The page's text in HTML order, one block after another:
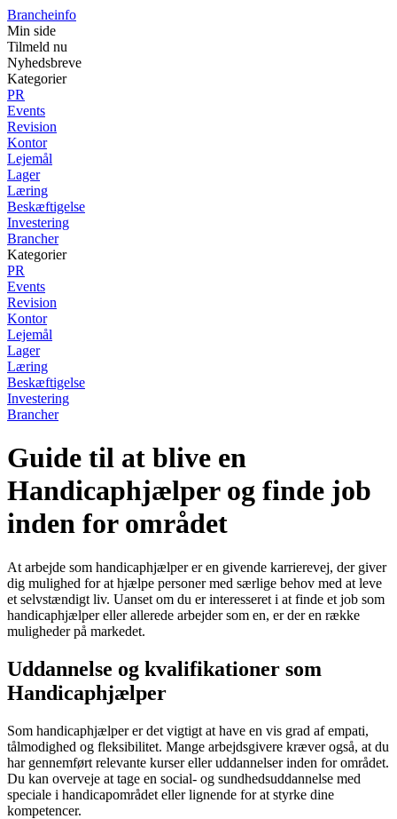
Brancheinfo
Min side
Tilmeld nu
Nyhedsbreve
Kategorier
PR
Events
Revision
Kontor
Lejemål
Lager
Læring
Beskæftigelse
Investering
Brancher
Kategorier
PR
Events
Revision
Kontor
Lejemål
Lager
Læring
Beskæftigelse
Investering
Brancher
Guide til at blive en
Handicaphjælper og finde job
inden for området
At arbejde som handicaphjælper er en givende karrierevej, der giver
dig mulighed for at hjælpe personer med særlige behov med at leve
et selvstændigt liv. Uanset om du er interesseret i at finde et job som
handicaphjælper eller allerede arbejder som en, er der en række
muligheder på markedet.
Uddannelse og kvalifikationer som
Handicaphjælper
Som handicaphjælper er det vigtigt at have en vis grad af empati,
tålmodighed og fleksibilitet. Mange arbejdsgivere kræver også, at du
har gennemført relevante kurser eller uddannelser inden for området.
Du kan overveje at tage en social- og sundhedsuddannelse med
speciale i handicapområdet eller lignende for at styrke dine
kompetencer.